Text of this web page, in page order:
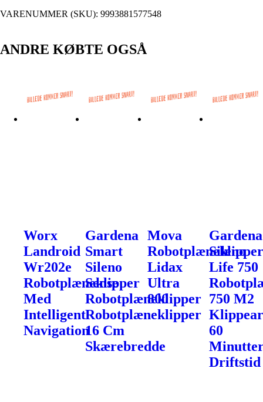
VARENUMMER (SKU): 9993881577548
ANDRE KØBTE OGSÅ
Worx
Landroid
Wr202e
Robotplæneklipper
Med
Intelligent
Navigation
Gardena
Smart
Sileno
Sense
Robotplæneklipper
Robotplæneklipper
16 Cm
Skærebredde
Mova
Robotplæneklipper
Lidax
Ultra
800
Gardena
Sileno
Life 750
750 M2
60
Driftstid